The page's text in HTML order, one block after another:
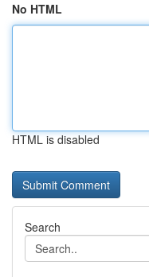
No HTML
HTML is disabled
Search